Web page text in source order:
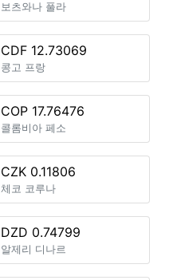
보츠와나 풀라
CDF 12.73069
콩고 프랑
COP 17.76476
콜롬비아 페소
CZK 0.11806
체코 코루나
DZD 0.74799
알제리 디나르